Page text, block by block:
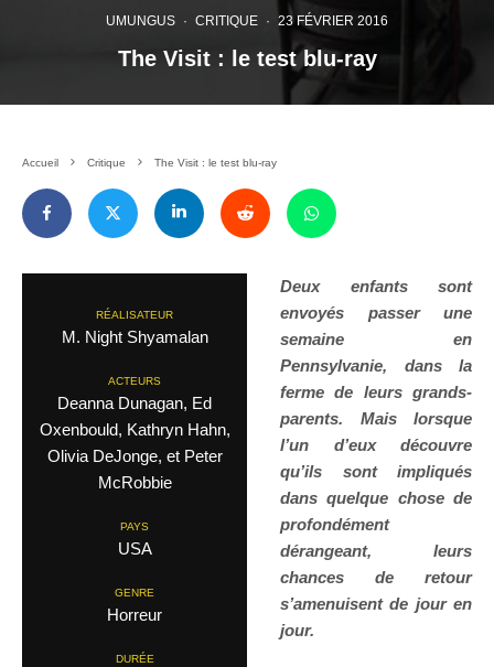
UMUNGUS · CRITIQUE · 23 FÉVRIER 2016
The Visit : le test blu-ray
Accueil Critique The Visit : le test blu-ray
RÉALISATEUR
M. Night Shyamalan
ACTEURS
Deanna Dunagan, Ed
Oxenbould, Kathryn Hahn,
Olivia DeJonge, et Peter
McRobbie
PAYS
USA
GENRE
Horreur
DURÉE
Deux enfants sont
envoyés passer une
semaine en
Pennsylvanie, dans la
ferme de leurs grands-
parents. Mais lorsque
l’un d’eux découvre
qu’ils sont impliqués
dans quelque chose de
profondément
dérangeant, leurs
chances de retour
s’amenuisent de jour en
jour.